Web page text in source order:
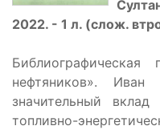
2022. - 1 л. (слож.
нефтяников».
значительный
топливно-